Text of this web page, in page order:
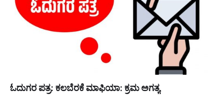
ಓದುಗರ ಪತ್ರ: ಕಲಬೆರಕೆ ಮಾಫಿಯಾ: ಕ್ರಮ ಅಗತ್ಯ